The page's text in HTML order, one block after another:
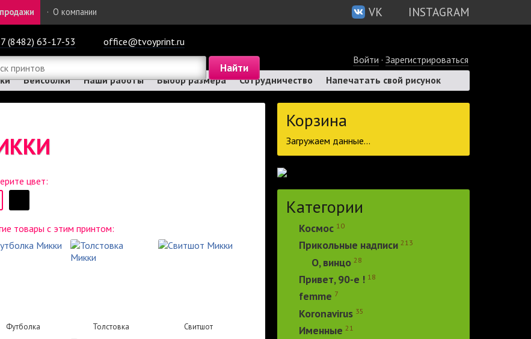
VK INSTAGRAM
· О компании
(8482) 63-17-53
office@tvoyprint.ru
Войти · Зарегистрироваться
Бейсболки Наши работы Выбор размера Сотрудничество Напечатать свой рисунок
цвет:
товары с этим принтом:
Футболка Толстовка Свитшот
Корзина
Загружаем данные...
Категории
Космос 10
Прикольные надписи 213
О, винцо 28
Привет, 90-е ! 18
femme 7
Koronavirus 35
Именные 21